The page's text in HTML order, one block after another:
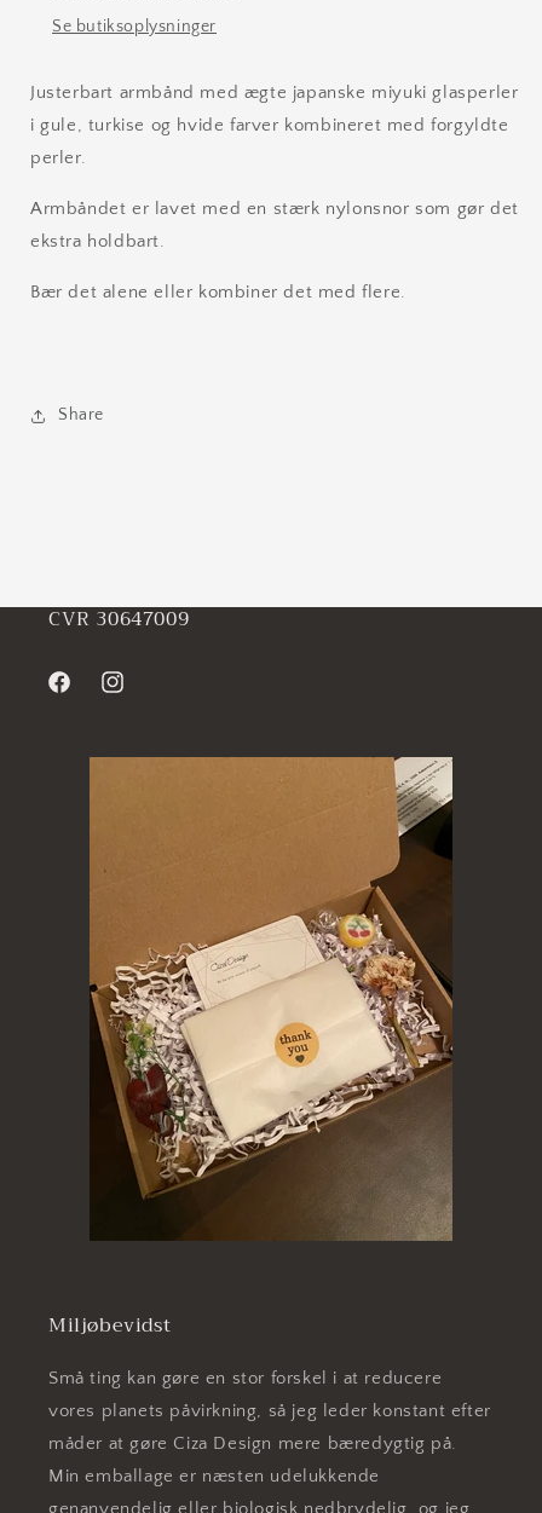
Se butiksoplysninger
Justerbart armbånd med ægte japanske miyuki glasperler
i gule, turkise og hvide farver kombineret med forgyldte
perler.
Armbåndet er lavet med en stærk nylonsnor som gør det
ekstra holdbart.
Bær det alene eller kombiner det med flere.
Share
CVR 30647009
FacebookInstagram
Miljøbevidst
Små ting kan gøre en stor forskel i at reducere
vores planets påvirkning, så jeg leder konstant efter
måder at gøre Ciza Design mere bæredygtig på.
Min emballage er næsten udelukkende
genanvendelig eller biologisk nedbrydelig, og jeg